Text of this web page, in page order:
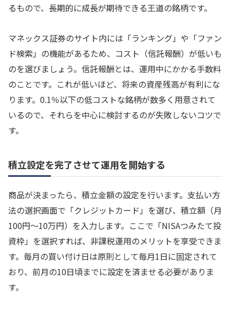
るもので、長期的に成長が期待できる王道の銘柄です。
マネックス証券のサイト内には「ランキング」や「ファン
ド検索」の機能があるため、コスト（信託報酬）が低いも
のを選びましょう。信託報酬とは、運用中にかかる手数料
のことです。これが低いほど、将来の資産残高が有利にな
ります。0.1％以下の低コストな銘柄が数多く用意されて
いるので、それらを中心に検討するのが失敗しないコツで
す。
積立設定を完了させて運用を開始する
商品が決まったら、積立金額の設定を行います。支払い方
法の選択画面で「クレジットカード」を選び、積立額（月
100円〜10万円）を入力します。ここで「NISAつみたて投
資枠」を選択すれば、非課税運用のメリットを享受できま
す。毎月の買い付け日は原則として毎月1日に固定されて
おり、前月の10日頃までに設定を済ませる必要がありま
す。